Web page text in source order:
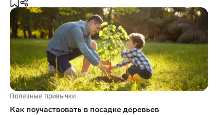
Полезные привычки
Как поучаствовать в посадке деревьев